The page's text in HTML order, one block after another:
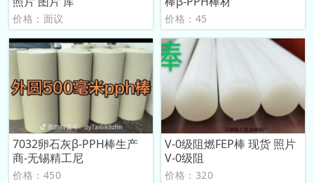
价格：面议 价格：45
7032卵石灰β-PPH棒生产
商-无锡精工尼
价格：450
V-0级阻燃FEP棒 现货 照片
V-0级阻
价格：320